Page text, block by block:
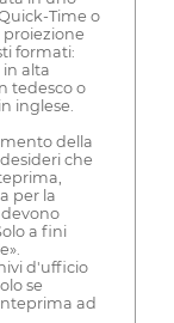
Time o
proiezione
formati:
alta
tedesco o
inglese.
della
che
per la
a fini
d'ufficio
se
ad